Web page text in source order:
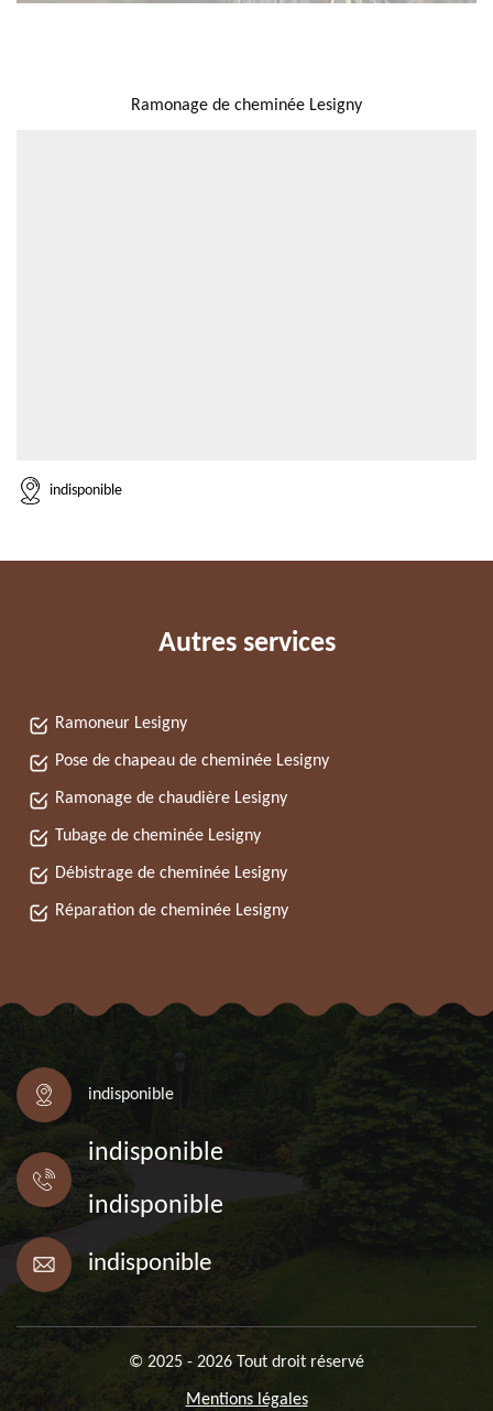
Ramonage de cheminée Lesigny
indisponible
Autres services
Ramoneur Lesigny
Pose de chapeau de cheminée Lesigny
Ramonage de chaudière Lesigny
Tubage de cheminée Lesigny
Débistrage de cheminée Lesigny
Réparation de cheminée Lesigny
indisponible
indisponible
indisponible
indisponible
© 2025 - 2026 Tout droit réservé
Mentions légales